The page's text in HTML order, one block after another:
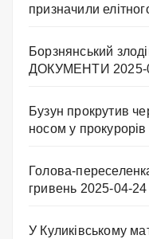
призначили
Борзнянський
ДОКУМЕНТИ
Бузун прокрутив
носом у прокурорів
Голова-
гривень 2025-04-24
У Куликівському